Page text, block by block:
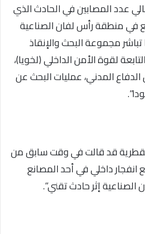
عدد المصابين في الحادث الذي
في منطقة رأس لفان الصناعية
تباشر مجموعة البحث والإنقاذ
لقوة الأمن الداخلي (لخويا)،
المدني، عمليات البحث عن
قد قالت في وقت سابق من
داخلي في أحد المصانع
إثر حادث تقني”.